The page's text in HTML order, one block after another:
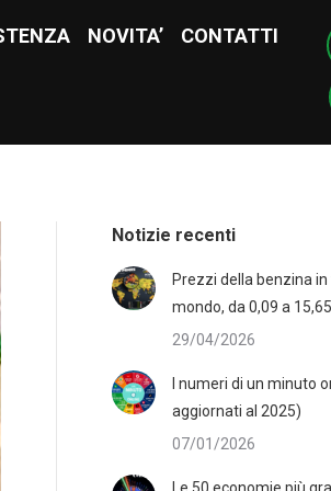
NOVITA’ CONTATTI
Notizie recenti
Prezzi della benzina in
mondo, da 0,09 a
29/04/2026
I numeri di un minuto
aggiornati al 2025)
07/01/2026
NOVITA’ CONTATTI